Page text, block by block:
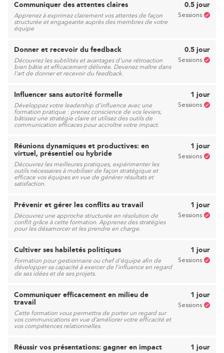
Communiquer des attentes claires
Apprenez à exprimez clairement vos attentes de façon
structurée et engageante auprès des membres de votre
équipe
0.5 jour
Sessions
Donner et recevoir du feedback
Découvrez les subtilités et avantages d'une rétroaction
bien bâtie et efficacement délivrée. Devenez maître dans
l'art de donner et recevoir du feedback.
0.5 jour
Sessions
Influencer sans autorité formelle
Développez votre leadership d’influence avec une
formation pratique : prenez conscience de vos leviers,
bâtissez une stratégie claire et utilisez des outils de
communication efficaces pour accroître votre impact.
1 jour
Sessions
Réunions dynamiques et productives: en
virtuel, présentiel ou hybride
Découvrez les meilleures pratiques, expérimenter les
outils nécessaires à mobiliser de façon stratégique et
efficace vos équipes en vue de générer résultats et
satisfaction.
1 jour
Sessions
Prévenir et gérer les conflits au travail
Découvrez une approche structurée en résolution de
conflit grâce à cette formation. Apprenez des stratégies
pour les désamorcer et les prendre en charge.
1 jour
Sessions
Cultiver ses habiletés politiques
Formation pour gestionnaire ou chef d'équipe afin de
développer sa capacité à exercer de l’influence en regard
de ses idées et de ses projets.
1 jour
Sessions
Communiquer efficacement en milieu de
travail
Cette formation vous permettra de porter un regard sur
vos communications en vue d’améliorer votre efficacité et
vos compétences relationnelles.
1 jour
Sessions
Réussir vos présentations: gagner en impact 1 jour